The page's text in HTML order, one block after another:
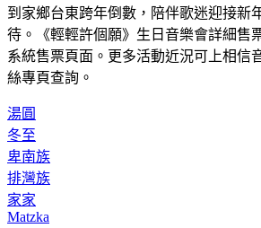
到家鄉台東跨年倒數，陪伴歌迷迎接新
待。《輕輕許個願》生日音樂會詳細售
系統售票頁面。更多活動近況可上相信
絲專頁查詢。
湯圓
冬至
卑南族
排灣族
家家
Matzka